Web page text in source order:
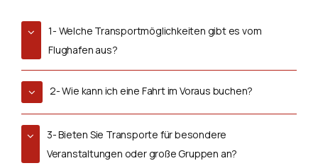
1- Welche Transportmöglichkeiten gibt es vom
Flughafen aus?
2- Wie kann ich eine Fahrt im Voraus buchen?
3- Bieten Sie Transporte für besondere
Veranstaltungen oder große Gruppen an?